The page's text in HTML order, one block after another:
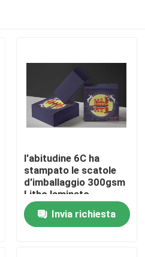
l'abitudine 6C ha
stampato le scatole
d'imballaggio 300gsm
Litho laminato
ondulato
Invia richiesta